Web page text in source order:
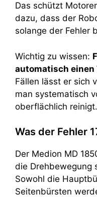
Das schützt
dazu, dass der
solange der Fehler
Wichtig zu wissen:
automatisch einen
Fällen lässt er sich
man systematisch
oberflächlich reinigt.
Was der Fehler
Der Medion MD
die Drehbewegung
Sowohl die
Seitenbürsten